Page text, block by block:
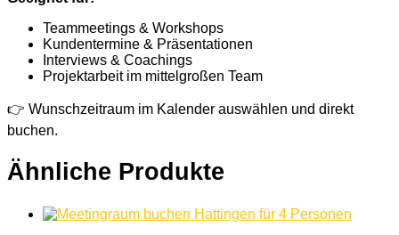
Teammeetings & Workshops
Kundentermine & Präsentationen
Interviews & Coachings
Projektarbeit im mittelgroßen Team
👉 Wunschzeitraum im Kalender auswählen und direkt
buchen.
Ähnliche Produkte